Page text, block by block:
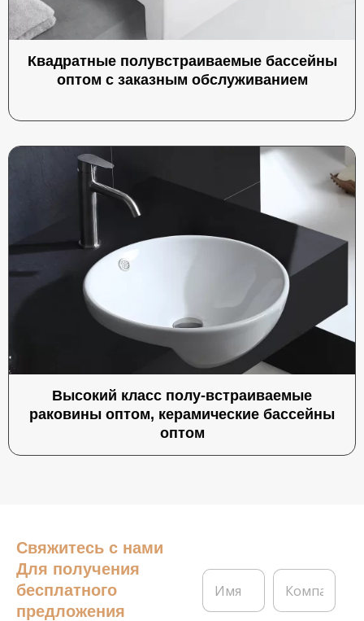
Квадратные полувстраиваемые бассейны
оптом с заказным обслуживанием
Высокий класс полу-встраиваемые
раковины оптом, керамические бассейны
оптом
Свяжитесь с нами
Для получения
бесплатного
предложения
И
я
К
м